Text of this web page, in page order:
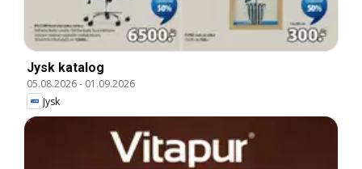
Jysk katalog
05.08.2026- 01.09.2026
Jysk